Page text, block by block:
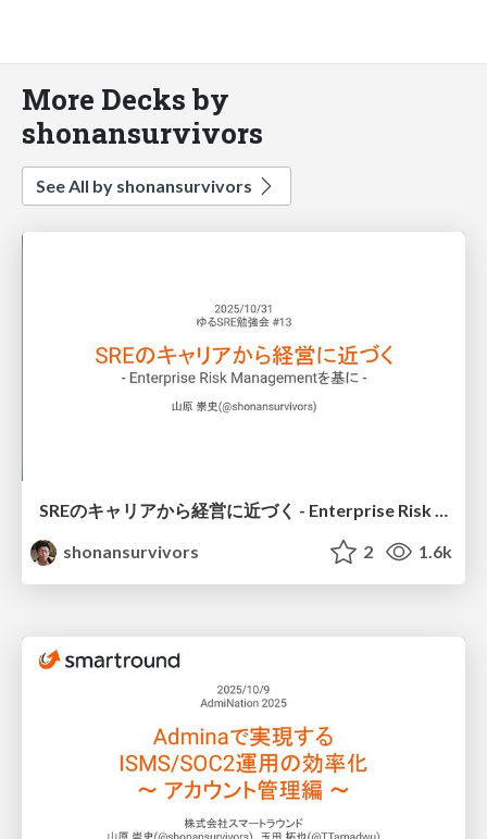
More Decks by
shonansurvivors
See All by shonansurvivors
SREのキャリアから経営に近づく - Enterprise Risk Managementを基に -
shonansurvivors
2 1.6k